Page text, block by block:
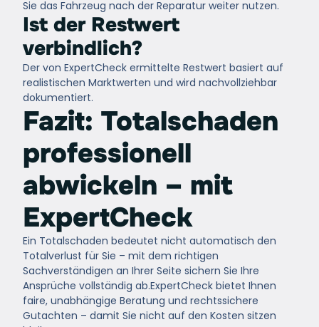
Sie das Fahrzeug nach der Reparatur weiter nutzen.
Ist der Restwert
verbindlich?
Der von ExpertCheck ermittelte Restwert basiert auf
realistischen Marktwerten und wird nachvollziehbar
dokumentiert.
Fazit: Totalschaden
professionell
abwickeln – mit
ExpertCheck
Ein Totalschaden bedeutet nicht automatisch den
Totalverlust für Sie – mit dem richtigen
Sachverständigen an Ihrer Seite sichern Sie Ihre
Ansprüche vollständig ab.ExpertCheck bietet Ihnen
faire, unabhängige Beratung und rechtssichere
Gutachten – damit Sie nicht auf den Kosten sitzen